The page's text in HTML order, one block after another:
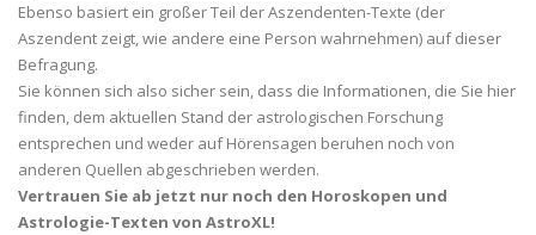
Ebenso basiert ein großer Teil der Aszendenten-Texte (der
Aszendent zeigt, wie andere eine Person wahrnehmen) auf dieser
Befragung.
Sie können sich also sicher sein, dass die Informationen, die Sie hier
finden, dem aktuellen Stand der astrologischen Forschung
entsprechen und weder auf Hörensagen beruhen noch von
anderen Quellen abgeschrieben werden.
Vertrauen Sie ab jetzt nur noch den Horoskopen und
Astrologie-Texten von AstroXL!